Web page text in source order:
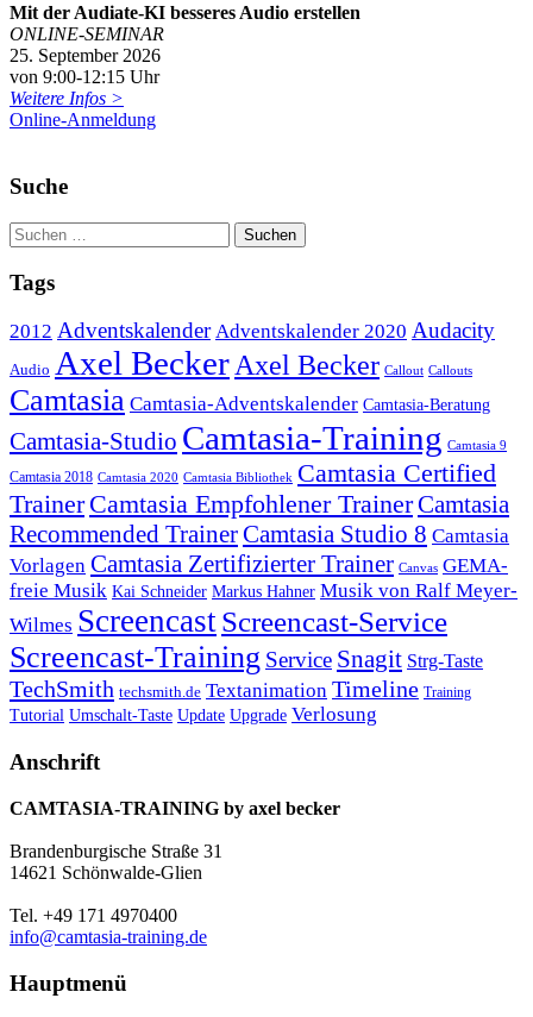
Mit der Audiate-KI besseres Audio erstellen
ONLINE-SEMINAR
25. September 2026
von 9:00-12:15 Uhr
Weitere Infos >
Online-Anmeldung
Suche
Tags
2012 Adventskalender Adventskalender 2020 Audacity
Audio Axel BeckerAxel Becker Callout Callouts
Camtasia Camtasia-Adventskalender Camtasia-Beratung
Camtasia-Studio Camtasia-Training Camtasia 9
Camtasia 2018 Camtasia 2020 Camtasia Bibliothek Camtasia Certified
Trainer Camtasia Empfohlener TrainerCamtasia
Recommended TrainerCamtasia Studio 8 Camtasia
Vorlagen Camtasia Zertifizierter Trainer Canvas GEMA-
freie Musik Kai Schneider Markus Hahner Musik von Ralf Meyer-
Wilmes ScreencastScreencast-Service
Screencast-Training Service Snagit Strg-Taste
TechSmith techsmith.de Textanimation Timeline Training
Tutorial Umschalt-Taste Update Upgrade Verlosung
Anschrift
CAMTASIA-TRAINING by axel becker
Brandenburgische Straße 31
14621 Schönwalde-Glien
Tel. +49 171 4970400
info@camtasia-training.de
Hauptmenü